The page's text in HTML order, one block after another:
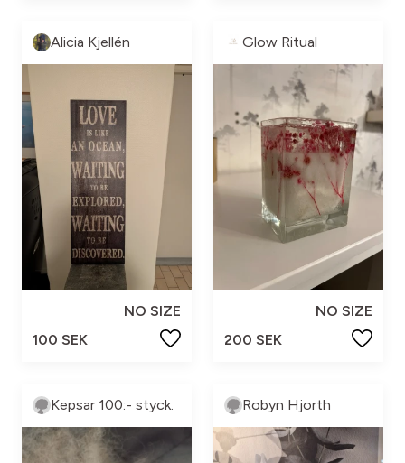
Alicia Kjellén
NO SIZE
100 SEK
Glow Ritual
NO SIZE
200 SEK
Kepsar 100:- styck. Robyn Hjorth